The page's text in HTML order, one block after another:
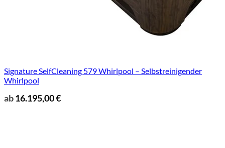
Signature SelfCleaning 579 Whirlpool – Selbstreinigender
Whirlpool
ab16.195,00€